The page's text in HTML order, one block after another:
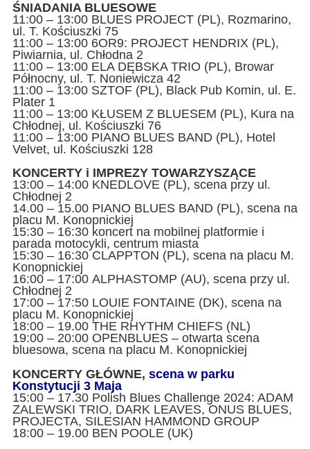
ŚNIADANIA BLUESOWE
11:00 – 13:00 BLUES PROJECT (PL), Rozmarino,
ul. T. Kościuszki 75
11:00 – 13:00 6OR9: PROJECT HENDRIX (PL),
Piwiarnia, ul. Chłodna 2
11:00 – 13:00 ELA DĘBSKA TRIO (PL), Browar
Północny, ul. T. Noniewicza 42
11:00 – 13:00 SZTOF (PL), Black Pub Komin, ul. E.
Plater 1
11:00 – 13:00 KŁUSEM Z BLUESEM (PL), Kura na
Chłodnej, ul. Kościuszki 76
11:00 – 13:00 PIANO BLUES BAND (PL), Hotel
Velvet, ul. Kościuszki 128
KONCERTY i IMPREZY TOWARZYSZĄCE
13:00 – 14:00 KNEDLOVE (PL), scena przy ul.
Chłodnej 2
14.00 – 15.00 PIANO BLUES BAND (PL), scena na
placu M. Konopnickiej
15:30 – 16:30 koncert na mobilnej platformie i
parada motocykli, centrum miasta
15:30 – 16:30 CLAPPTON (PL), scena na placu M.
Konopnickiej
16:00 – 17:00 ALPHASTOMP (AU), scena przy ul.
Chłodnej 2
17:00 – 17:50 LOUIE FONTAINE (DK), scena na
placu M. Konopnickiej
18:00 – 19.00 THE RHYTHM CHIEFS (NL)
19:00 – 20:00 OPENBLUES – otwarta scena
bluesowa, scena na placu M. Konopnickiej
KONCERTY GŁÓWNE, scena w parku
Konstytucji 3 Maja
15:00 – 17.30 Polish Blues Challenge 2024: ADAM
ZALEWSKI TRIO, DARK LEAVES, ONUS BLUES,
PROJECTA, SILESIAN HAMMOND GROUP
18:00 – 19.00 BEN POOLE (UK)